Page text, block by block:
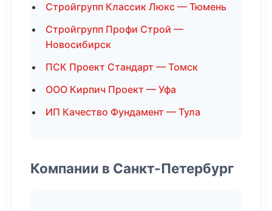
Стройгрупп Классик Люкс — Тюмень
Стройгрупп Профи Строй —
Новосибирск
ПСК Проект Стандарт — Томск
ООО Кирпич Проект — Уфа
ИП Качество Фундамент — Тула
Компании в Санкт-Петербург